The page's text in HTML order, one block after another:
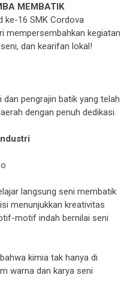
MEMBATIK
ke-16 SMK Cordova
mempersembahkan kegiatan
dan kearifan lokal!
pengrajin batik yang telah
dengan penuh dedikasi.
langsung seni membatik
menunjukkan kreativitas
motif indah bernilai seni
kimia tak hanya di
warna dan karya seni